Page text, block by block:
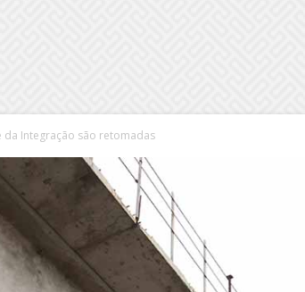
da Integração são retomadas